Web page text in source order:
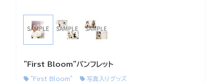
"First Bloom"パンフレット
”First Bloom” 写真入りグッズ